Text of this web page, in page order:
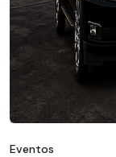
Eventos